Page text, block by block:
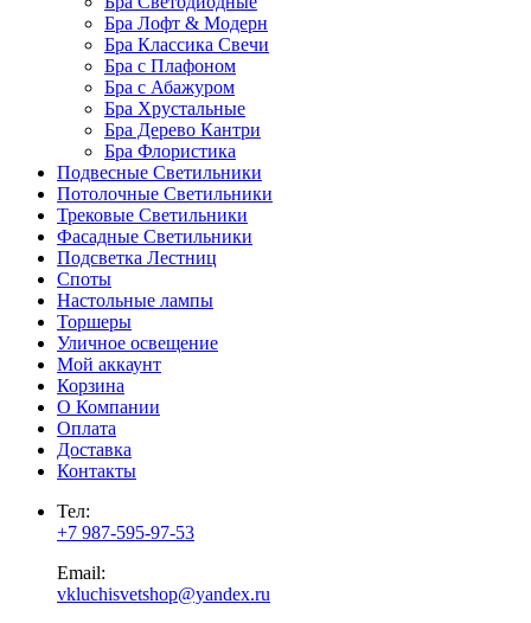
Бра Лофт & Модерн
Бра Классика Свечи
Бра с Плафоном
Бра с Абажуром
Бра Хрустальные
Бра Дерево Кантри
Бра Флористика
Подвесные Светильники
Потолочные Светильники
Трековые Светильники
Фасадные Светильники
Подсветка Лестниц
Споты
Настольные лампы
Торшеры
Уличное освещение
Мой аккаунт
Корзина
О Компании
Оплата
Доставка
Контакты
Тел:
+7 987-595-97-53
Email:
vkluchisvetshop@yandex.ru